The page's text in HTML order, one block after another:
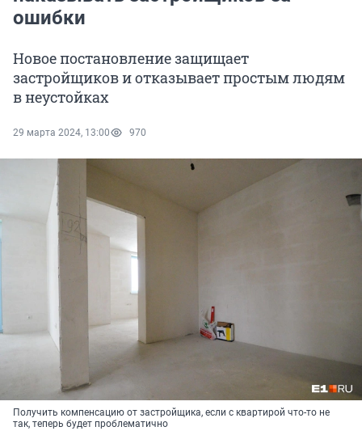
ошибки
Новое постановление защищает
застройщиков и отказывает простым людям
в неустойках
29 марта 2024, 13:00 970
Получить компенсацию от застройщика, если с квартирой что-то не
так, теперь будет проблематично